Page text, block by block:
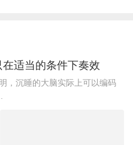
适当的条件下奏效
，沉睡的大脑实际上可以编码